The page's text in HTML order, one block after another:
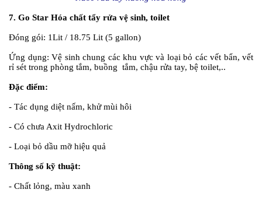
7. Go Star Hóa chất tẩy rửa vệ sinh, toilet
Đóng gói: 1Lit / 18.75 Lit (5 gallon)
Ứng dụng: Vệ sinh chung các khu vực và loại bỏ các vết bẩn, vết
rỉ sét trong phòng tắm, buồng tắm, chậu rửa tay, bệ toilet,..
Đặc điểm:
- Tác dụng diệt nấm, khử mùi hôi
- Có chưa Axit Hydrochloric
- Loại bỏ dầu mỡ hiệu quả
Thông số kỹ thuật:
- Chất lỏng, màu xanh